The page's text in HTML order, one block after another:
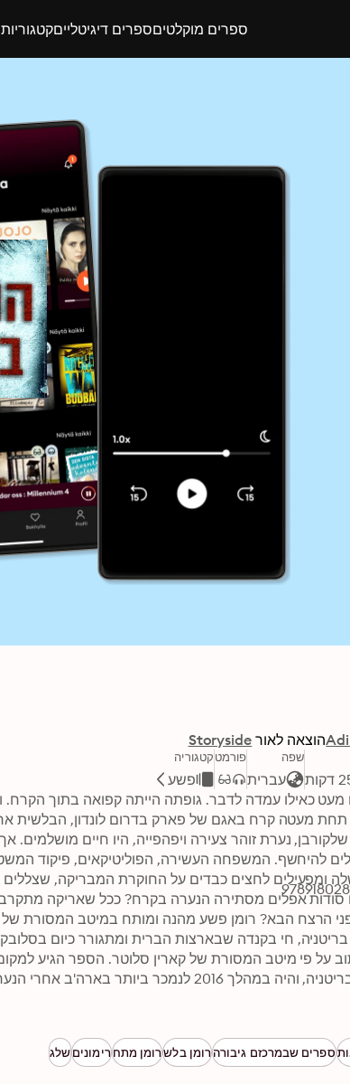
ספרים מוקלטיםספרים דיגיטלייםקטגוריות
הוצאה לאור Storyside
שפה
עברית
פורמטקטגוריה
פשע
ביותר בארה'ב אחרי הנערה על הרכבת.
ספרים שבמרכזם גיבורהרומן בלשרומן מתחרימוניםשלג